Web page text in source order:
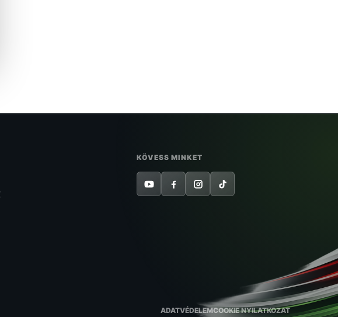
KÖVESS MINKET
ADATVÉDELEMCOOKIE NYILATKOZAT